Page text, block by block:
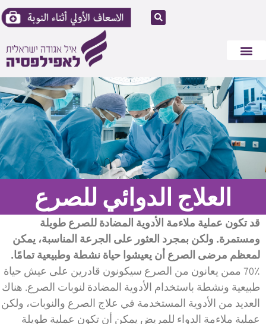
العلاج الدوائي للصرع
قد تكون عملية ملاءمة الأدوية المضادة للصرع طويلة
ومستمرة. ولكن بمجرد العثور على الجرعة المناسبة، يمكن
لمعظم مرضى الصرع أن يعيشوا حياة نشطة وطبيعية تمامًا.
70٪ ممن يعانون من الصرع سيكونون قادرين على عيش حياة
طبيعية ونشطة باستخدام الأدوية المضادة لنوبات الصرع. هناك
العديد من الأدوية المستخدمة في علاج الصرع والنوبات، ولكن
عملية ملاءمة الدواء للمريض يمكن أن تكون عملية طويلة